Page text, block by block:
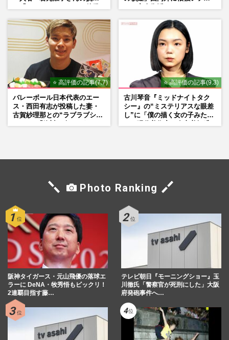
⭐ 高評価の記事(7.7)
バレーボール日本代表のエー
ス・西田有志が投稿した妻・
古賀紗理那との“ラブラブショ
⭐ 高評価の記事(9.3)
古川琴音『ミッドナイトタク
シー』の“ミステリアスな眼差
し”に「僕の描く女の子みた
Photo Ranking
阪神タイガース・元山飛優の落球エ
ラーに DeNA・牧秀悟もビックリ！
2連覇目指す藤…
テレビ朝日『モーニングショー』玉
川徹氏「警察官が死刑にした」大阪
府発砲事件へ…